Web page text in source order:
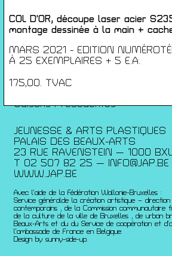
COL D'OR, découpe laser acier
montage dessinée à la main +
MARS 2021 - EDITION
À 25 EXEMPLAIRES + 5 E.A.
175,00. TVAC
Rencontres
Architecture + Film
Expositions
Artists Print
Activités scolaires
Saisons Précédentes
JEUNESSE & ARTS PLASTIQUES
PALAIS DES BEAUX-ARTS
23 RUE RAVENSTEIN — 1000 BXL
T 02 507 82 25 —
INFO@JAP.BE
WWW.JAP.BE
Avec l’aide de la Fédération Wallonie-Bruxelles :
Service généralde la création artistique –
contemporains ; de la Commission communautaire
de la culture de la ville de Bruxelles ; de urban
Beaux-Arts et du du Service de coopération et
l’ambassade de France en Belgique.
Design by sunny-side-up.